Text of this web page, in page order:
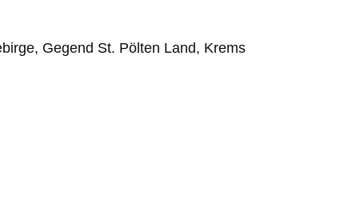
Gegend St. Pölten Land, Krems